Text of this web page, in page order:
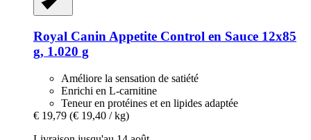
Royal Canin Appetite Control en Sauce 12x85
g, 1.020 g
Améliore la sensation de satiété
Enrichi en L-carnitine
Teneur en protéines et en lipides adaptée
€ 19,79 (€ 19,40 / kg)